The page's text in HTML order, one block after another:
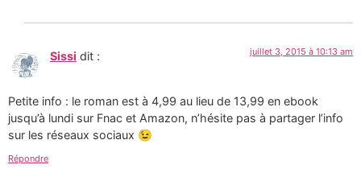
Sissi dit : juillet 3, 2015 à 10:13 am
Petite info : le roman est à 4,99 au lieu de 13,99 en ebook
jusqu’à lundi sur Fnac et Amazon, n’hésite pas à partager l’info
sur les réseaux sociaux 😉
Répondre